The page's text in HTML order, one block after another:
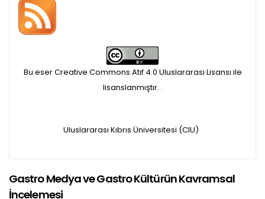
makaleler için, 100 Avro
alınmaktadır.
iletilmektedir.
Bu eser Creative Commons Atıf 4.0 Uluslararası Lisansı ile
lisanslanmıştır. .
Uluslararası Kıbrıs Üniversitesi (CIU)
Gastro Medya ve Gastro Kültürün Kavramsal
İncelemesi